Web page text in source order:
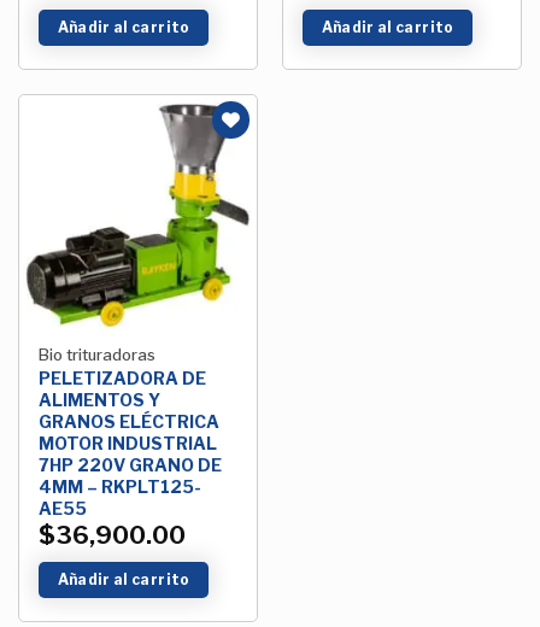
Añadir al carrito Añadir al carrito
Añadir
a la
Lista de
deseos
Bio trituradoras
PELETIZADORA DE
ALIMENTOS Y
GRANOS ELÉCTRICA
MOTOR INDUSTRIAL
7HP 220V GRANO DE
4MM – RKPLT125-
AE55
$36,900.00
Añadir al carrito